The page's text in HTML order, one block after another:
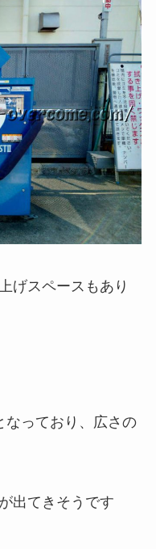
げスペースもあり
なっており、広さの
出てきそうです